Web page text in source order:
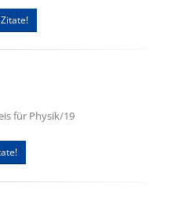
für Physik/19